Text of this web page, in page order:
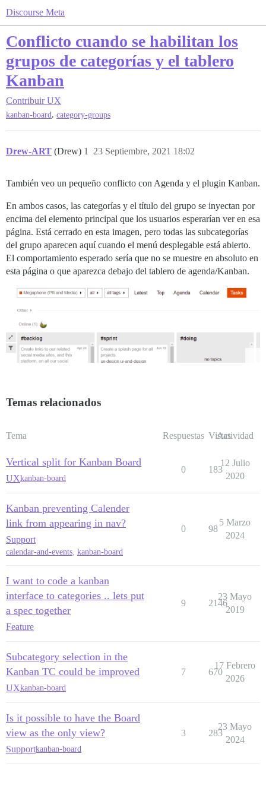
Discourse Meta
Conflicto cuando se habilitan los
grupos de categorías y el tablero
Kanban
Contribuir UX
kanban-board, category-groups
Drew-ART (Drew) 23 Septiembre, 2021 18:02
1
También veo un pequeño conflicto con Agenda y el plugin Kanban.
En ambos casos, las categorías y el título del grupo se inyectan por
encima del elemento principal que los usuarios esperarían ver en esa
página. Está cerrado en esta imagen, pero todas las subcategorías
del grupo aparecen aquí cuando el menú desplegable está abierto.
El comportamiento esperado sería que no se muestre en absoluto en
esta página o que aparezca debajo del tablero de agenda/Kanban.
Temas relacionados
Tema Respuestas Vistas
Actividad
Vertical split for Kanban Board
UXkanban-board
0 183
12 Julio
2020
Kanban preventing Calender
link from appearing in nav?
Support
calendar-and-events kanban-board
0 98
5 Marzo
2024
I want to code a kanban
interface to categories .. lets put
a spec together
Feature
9 2146
23 Mayo
2019
Subcategory selection in the
Kanban TC could be improved
UXkanban-board
7 670
17 Febrero
2026
Is it possible to have the Board
view as the only view?
Supportkanban-board
3 283
23 Mayo
2024